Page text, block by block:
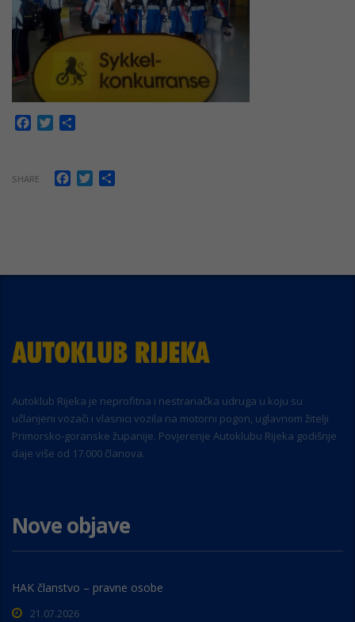
Facebook
Twitter
SHARE Facebook
Twitter
Autoklub Rijeka je neprofitna i nestranačka udruga u koju su
učlanjeni vozači i vlasnici vozila na motorni pogon, uglavnom žitelji
Primorsko-goranske županije. Povjerenje Autoklubu Rijeka godišnje
daje više od 17.000 članova.
Nove objave
HAK članstvo – pravne osobe
21.07.2026